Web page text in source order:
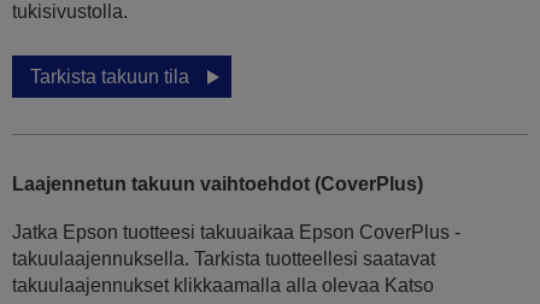
tukisivustolla.
Tarkista takuun tila
Laajennetun takuun vaihtoehdot (CoverPlus)
Jatka Epson tuotteesi takuuaikaa Epson CoverPlus -
takuulaajennuksella. Tarkista tuotteellesi saatavat
takuulaajennukset klikkaamalla alla olevaa Katso